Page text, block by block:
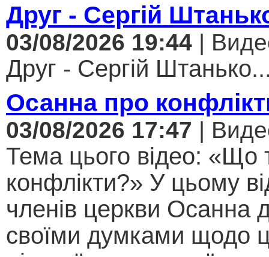
Друг - Сергій
03/08/2026 19:44 |
Друг - Сергій
Осанна про
03/08/2026 17:47 |
Тема цього відео: «Що
конфлікти?» У цьому
членів церкви Осанна
своїми думками щодо